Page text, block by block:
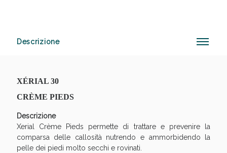
Descrizione
XÉRIAL 30
CRÈME PIEDS
Descrizione
Xerial Crème Pieds permette di trattare e prevenire la
comparsa delle callosità nutrendo e ammorbidendo la
pelle dei piedi molto secchi e rovinati.